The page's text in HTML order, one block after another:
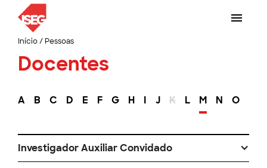
Início/ Pessoas
Docentes
A B C D E F G H I J K L M N O
Investigador Auxiliar Convidado